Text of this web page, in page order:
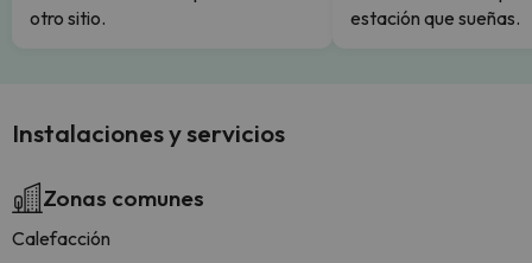
otro sitio.
estación que sueñas.
Instalaciones y servicios
Zonas comunes
Calefacción